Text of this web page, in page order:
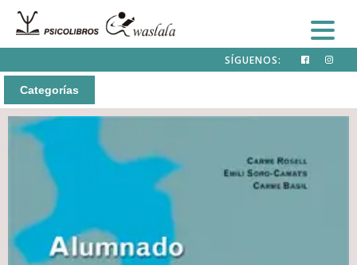
SÍGUENOS:
Categorías